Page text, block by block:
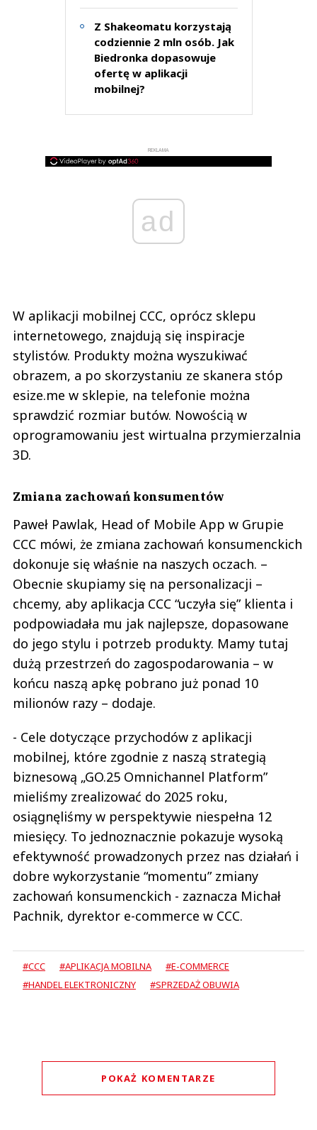
Z Shakeomatu korzystają
codziennie 2 mln osób. Jak
Biedronka dopasowuje
ofertę w aplikacji
mobilnej?
REKLAMA
ad
W aplikacji mobilnej CCC, oprócz sklepu
internetowego, znajdują się inspiracje
stylistów. Produkty można wyszukiwać
obrazem, a po skorzystaniu ze skanera stóp
esize.me w sklepie, na telefonie można
sprawdzić rozmiar butów. Nowością w
oprogramowaniu jest wirtualna przymierzalnia
3D.
Zmiana zachowań konsumentów
Paweł Pawlak, Head of Mobile App w Grupie
CCC mówi, że zmiana zachowań konsumenckich
dokonuje się właśnie na naszych oczach. –
Obecnie skupiamy się na personalizacji –
chcemy, aby aplikacja CCC “uczyła się” klienta i
podpowiadała mu jak najlepsze, dopasowane
do jego stylu i potrzeb produkty. Mamy tutaj
dużą przestrzeń do zagospodarowania – w
końcu naszą apkę pobrano już ponad 10
milionów razy – dodaje.
- Cele dotyczące przychodów z aplikacji
mobilnej, które zgodnie z naszą strategią
biznesową „GO.25 Omnichannel Platform”
mieliśmy zrealizować do 2025 roku,
osiągnęliśmy w perspektywie niespełna 12
miesięcy. To jednoznacznie pokazuje wysoką
efektywność prowadzonych przez nas działań i
dobre wykorzystanie “momentu” zmiany
zachowań konsumenckich - zaznacza Michał
Pachnik, dyrektor e-commerce w CCC.
#CCC #APLIKACJA MOBILNA
#E-COMMERCE
#HANDEL ELEKTRONICZNY
#SPRZEDAŻ OBUWIA
POKAŻ KOMENTARZE